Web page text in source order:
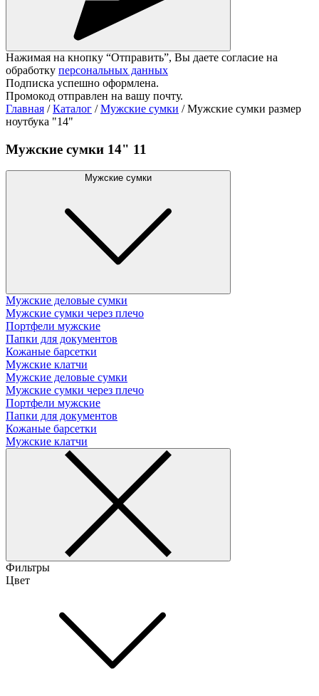
Нажимая на кнопку “Отправить”, Вы даете согласие на
обработку персональных данных
Подписка успешно оформлена.
Промокод отправлен на вашу почту.
Главная / Каталог / Мужские сумки / Мужские сумки размер
ноутбука "14"
Мужские сумки 14" 11
Мужские сумки
Мужские деловые сумки
Мужские сумки через плечо
Портфели мужские
Папки для документов
Кожаные барсетки
Мужские клатчи
Мужские деловые сумки
Мужские сумки через плечо
Портфели мужские
Папки для документов
Кожаные барсетки
Мужские клатчи
Фильтры
Цвет